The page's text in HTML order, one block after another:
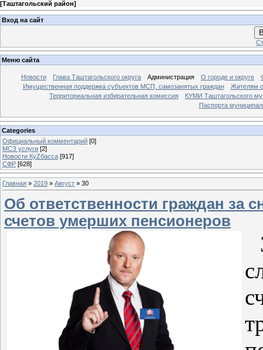
[Таштагольский район]
Вход на сайт
Меню сайта
Новости Глава Таштагольского округа Администрация О городе и округе
Имущественная поддержка субъектов МСП, самозанятых граждан
Жителям
Территориальная избирательная комиссия
КУМИ Таштагольского
Паспорта
Categories
Официальный комментарий [0]
МСЗ услуги [2]
Новости КуZбасса [917]
СФР [628]
Главная » 2019 » Август » 30
Об ответственности граждан за
счетов умерших пенсионеров